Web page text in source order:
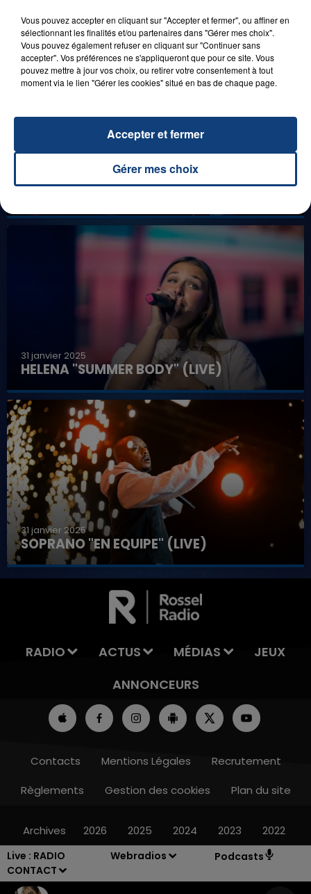
Live : RADIO
CONTACT
Webradios Podcasts
LA TEAM DE L'ÉTÉ
LES LIVES
31 janvier 2025
31 janvier 2025
HELENA "SUMMER BODY" (LIVE)
31 janvier 2025
SOPRANO "EN EQUIPE" (LIVE)
RADIO ACTUS MÉDIAS
JEUX
ANNONCEURS
Contacts Mentions Légales
Recrutement
Règlements
Gestion des cookies Plan du site
Archives 2026 2025 2024 2023 2022
Vous pouvez accepter en cliquant sur "Accepter et fermer", ou affiner en
sélectionnant les finalités et/ou partenaires dans "Gérer mes choix".
Vous pouvez également refuser en cliquant sur "Continuer sans
accepter". Vos préférences ne s'appliqueront que pour ce site. Vous
pouvez mettre à jour vos choix, ou retirer votre consentement à tout
moment via le lien "Gérer les cookies" situé en bas de chaque page.
Gérer mes choix
Accepter et fermer